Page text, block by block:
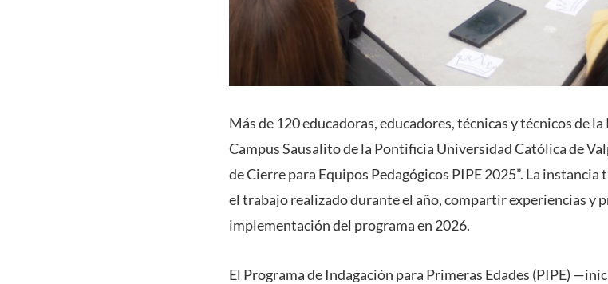
Más de 120 educadoras, educadores, técnicas y técnicos de
Campus Sausalito de la Pontificia Universidad Católica de
de Cierre para Equipos Pedagógicos PIPE 2025”. La
el trabajo realizado durante el año, compartir experiencias y
implementación del programa en 2026.
El Programa de Indagación para Primeras Edades (PIPE)